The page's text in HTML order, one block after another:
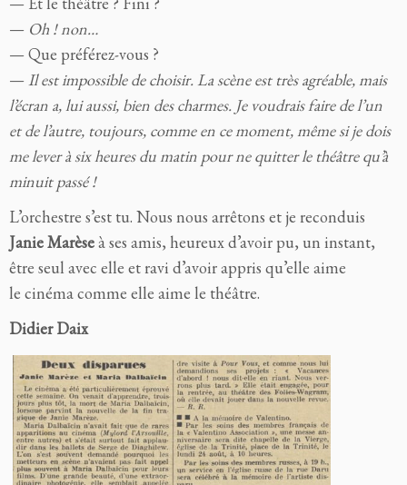
— Oh ! non…
— Que préférez-vous ?
—Il est impossible de choisir. La scène est très agréable, mais
l’écran a, lui aussi, bien des charmes. Je voudrais faire de l’un
et de l’autre, toujours, comme en ce moment, même si je dois
me lever à six heures du matin pour ne quitter le théâtre qu’à
minuit passé !
L’orchestre s’est tu. Nous nous arrêtons et je reconduis
Janie Marèseà ses amis, heureux d’avoir pu, un instant,
être seul avec elle et ravi d’avoir appris qu’elle aime
le cinéma comme elle aime le théâtre.
Didier Daix